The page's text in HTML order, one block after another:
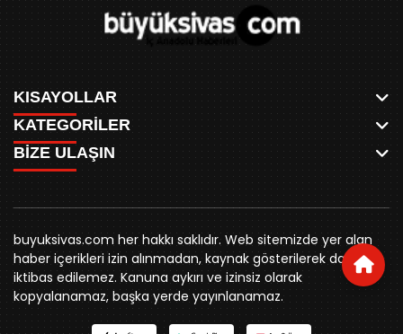
KISAYOLLAR
ANASAYFA
AKSU CANLI
MEYDAN CANLI
MEDRESELER CANLI
MERAKÜM CANLI
YUKARI TEKKE CANLI
KURUMSAL KİMLİK
REKLAM FİYATLARI
BİZE ULAŞIN
KÜNYE
KATEGORİLER
WHATSAPP
SPOR
SİYASET
BELEDİYE
SİVAS VALİLİĞİ
ÜNİVERSİTE
KURUMLAR
STK
YORUM
BİZE ULAŞIN
0346 221 00 60
buyuksivashaber@gmail.com
Örtülüpınar Mah. İnönü Bulvarı Özkahya Apt. Kat:3 D:7
Sivas
buyuksivas.com her hakkı saklıdır. Web sitemizde yer alan
haber içerikleri izin alınmadan, kaynak gösterilerek dahi
iktibas edilemez. Kanuna aykırı ve izinsiz olarak
kopyalanamaz, başka yerde yayınlanamaz.